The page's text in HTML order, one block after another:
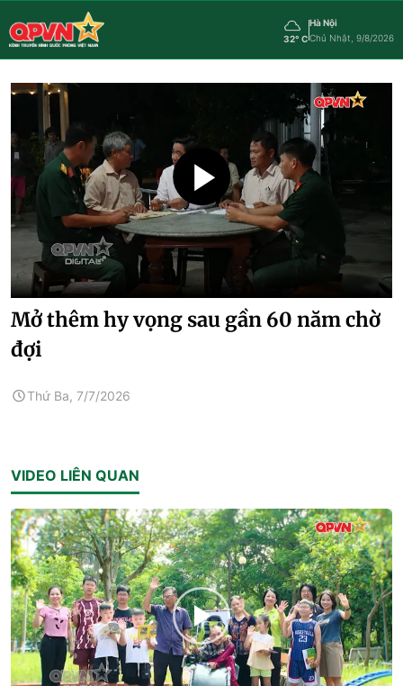
32° C
Hà Nội
Chủ Nhật, 9/8/2026
Mở thêm hy vọng sau gần 60 năm chờ
đợi
Thứ Ba, 7/7/2026
VIDEO LIÊN QUAN